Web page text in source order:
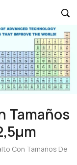
Tamaños
Con Tamaños De